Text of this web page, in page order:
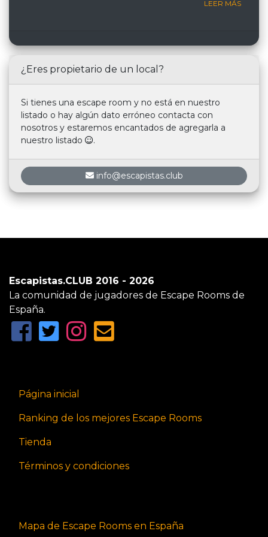
LEER MÁS
¿Eres propietario de un local?
Si tienes una escape room y no está en nuestro
listado o hay algún dato erróneo contacta con
nosotros y estaremos encantados de agregarla a
nuestro listado
.
info@escapistas.club
Escapistas.CLUB 2016 - 2026
La comunidad de jugadores de Escape Rooms de
España.
Página inicial
Ranking de los mejores Escape Rooms
Tienda
Términos y condiciones
Mapa de Escape Rooms en España